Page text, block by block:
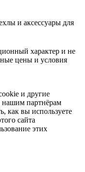
и аксессуары для
характер и не
цены и условия
и другие
нашим партнёрам
как вы используете
сайта
этих